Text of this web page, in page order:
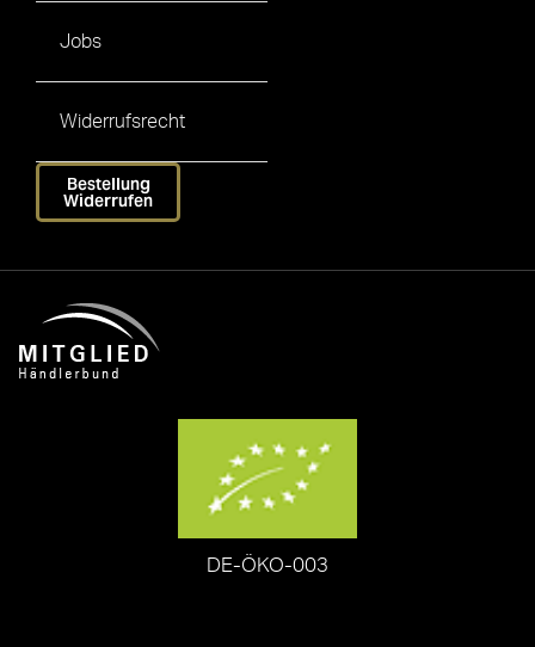
Jobs
Widerrufsrecht
Bestellung
Widerrufen
DE-ÖKO-003